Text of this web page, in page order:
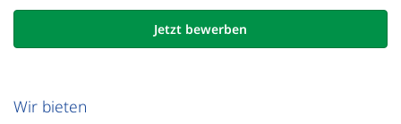
Jetzt bewerben
Wir bieten